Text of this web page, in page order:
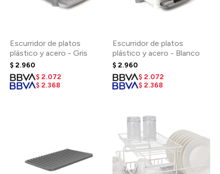
Escurridor de platos
plástico y acero - Gris
$ 2.960
$ 2.072
$ 2.368
Escurridor de platos
plástico y acero - Blanco
$ 2.960
$ 2.072
$ 2.368